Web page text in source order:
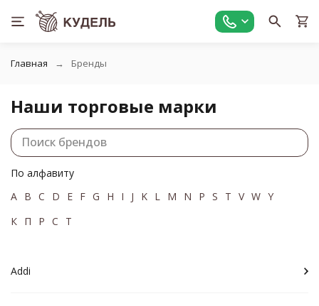
Главная Бренды
Наши торговые марки
По алфавиту
A B C D E F G H I J K L M N P S T V W Y
К П Р С Т
Addi